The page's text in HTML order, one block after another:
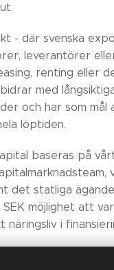
- där svenska
leverantörer
renting eller
med
och har som mål
löptiden.
baseras på
det statliga
möjlighet att
näringsliv i